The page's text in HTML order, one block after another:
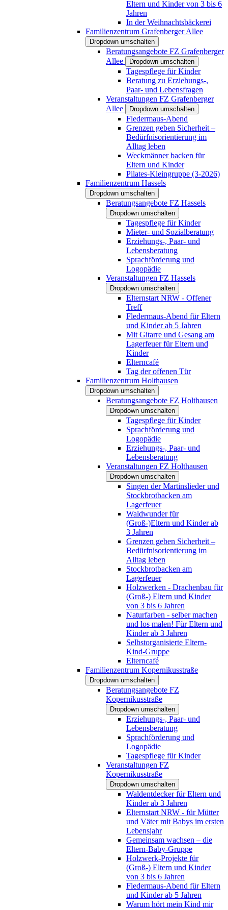
Eltern und Kinder von 3 bis 6
Jahren
In der Weihnachtsbäckerei
Familienzentrum Grafenberger Allee
Dropdown umschalten
Beratungsangebote FZ Grafenberger
Allee
Dropdown umschalten
Tagespflege für Kinder
Beratung zu Erziehungs-,
Paar- und Lebensfragen
Veranstaltungen FZ Grafenberger
Allee
Dropdown umschalten
Fledermaus-Abend
Grenzen geben Sicherheit –
Bedürfnisorientierung im
Alltag leben
Weckmänner backen für
Eltern und Kinder
Pilates-Kleingruppe (3-2026)
Familienzentrum Hassels
Dropdown umschalten
Beratungsangebote FZ Hassels
Dropdown umschalten
Tagespflege für Kinder
Mieter- und Sozialberatung
Erziehungs-, Paar- und
Lebensberatung
Sprachförderung und
Logopädie
Veranstaltungen FZ Hassels
Dropdown umschalten
Elternstart NRW - Offener
Treff
Fledermaus-Abend für Eltern
und Kinder ab 5 Jahren
Mit Gitarre und Gesang am
Lagerfeuer für Eltern und
Kinder
Elterncafé
Tag der offenen Tür
Familienzentrum Holthausen
Dropdown umschalten
Beratungsangebote FZ Holthausen
Dropdown umschalten
Tagespflege für Kinder
Sprachförderung und
Logopädie
Erziehungs-, Paar- und
Lebensberatung
Veranstaltungen FZ Holthausen
Dropdown umschalten
Singen der Martinslieder und
Stockbrotbacken am
Lagerfeuer
Waldwunder für
(Groß-)Eltern und Kinder ab
3 Jahren
Grenzen geben Sicherheit –
Bedürfnisorientierung im
Alltag leben
Stockbrotbacken am
Lagerfeuer
Holzwerken - Drachenbau für
(Groß-) Eltern und Kinder
von 3 bis 6 Jahren
Naturfarben - selber machen
und los malen! Für Eltern und
Kinder ab 3 Jahren
Selbstorganisierte Eltern-
Kind-Gruppe
Elterncafé
Familienzentrum Kopernikusstraße
Dropdown umschalten
Beratungsangebote FZ
Kopernikusstraße
Dropdown umschalten
Erziehungs-, Paar- und
Lebensberatung
Sprachförderung und
Logopädie
Tagespflege für Kinder
Veranstaltungen FZ
Kopernikusstraße
Dropdown umschalten
Waldentdecker für Eltern und
Kinder ab 3 Jahren
Elternstart NRW - für Mütter
und Väter mit Babys im ersten
Lebensjahr
Gemeinsam wachsen – die
Eltern-Baby-Gruppe
Holzwerk-Projekte für
(Groß-) Eltern und Kinder
von 3 bis 6 Jahren
Fledermaus-Abend für Eltern
und Kinder ab 5 Jahren
Warum hört mein Kind mir